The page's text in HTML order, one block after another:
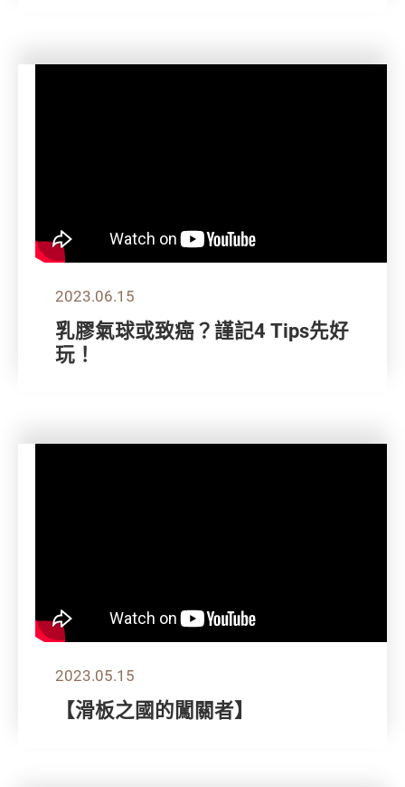
2023.06.15
乳膠氣球或致癌？謹記4 Tips先好
玩！
2023.05.15
【滑板之國的闖關者】